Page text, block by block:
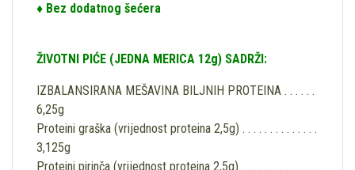
♦ Bez dodatnog šećera
ŽIVOTNI PIĆE (JEDNA MERICA 12g) SADRŽI:
IZBALANSIRANA MEŠAVINA BILJNIH PROTEINA . . . . . .
6,25g
Proteini graška (vrijednost proteina 2,5g) . . . . . . . . . . . . . .
3,125g
Proteini pirinča (vrijednost proteina 2,5g) . . . . . . . . . . . . . .